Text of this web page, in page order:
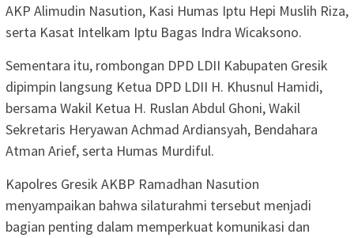
AKP Alimudin Nasution, Kasi Humas Iptu Hepi Muslih Riza,
serta Kasat Intelkam Iptu Bagas Indra Wicaksono.
Sementara itu, rombongan DPD LDII Kabupaten Gresik
dipimpin langsung Ketua DPD LDII H. Khusnul Hamidi,
bersama Wakil Ketua H. Ruslan Abdul Ghoni, Wakil
Sekretaris Heryawan Achmad Ardiansyah, Bendahara
Atman Arief, serta Humas Murdiful.
Kapolres Gresik AKBP Ramadhan Nasution
menyampaikan bahwa silaturahmi tersebut menjadi
bagian penting dalam memperkuat komunikasi dan